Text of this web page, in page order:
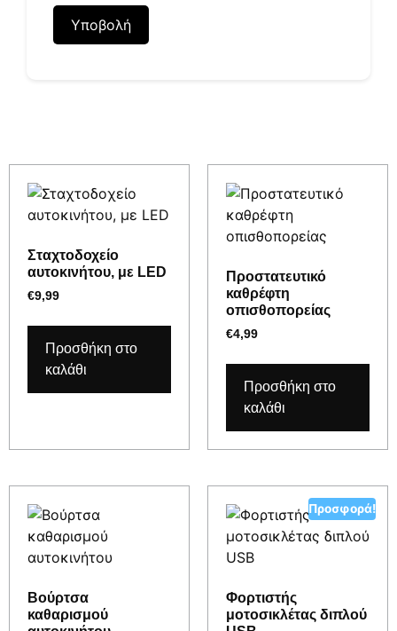
Σταχτοδοχείο
αυτοκινήτου, με LED
€9,99
Προσθήκη στο
καλάθι
Προστατευτικό
καθρέφτη
οπισθοπορείας
€4,99
Προσθήκη στο
καλάθι
Βούρτσα
καθαρισμού
Προσφορά!
Φορτιστής
μοτοσικλέτας διπλού